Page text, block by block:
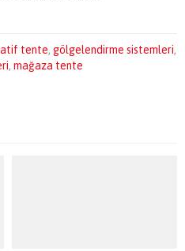
tente, gölgelendirme sistemleri,
, mağaza tente